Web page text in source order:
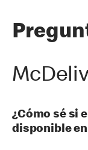
¿Cómo sé si
disponible